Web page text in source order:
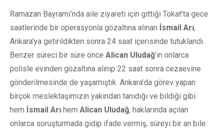
Ramazan Bayramı’nda aile ziyareti için gittiği Tokat’ta gece
saatlerinde bir operasyonla gözaltına alınan İsmail Arı,
Ankara’ya getirildikten sonra 24 saat içerisinde tutuklandı.
Benzer süreci bir süre önce Alican Uludağ’ın onlarca
polisle evinden gözaltına alınıp 22 saat sonra cezaevine
gönderilmesinde de yaşamıştık. Ankara’da görev yapan
birçok meslektaşımızın yakından tanıdığı ve bildiği gibi
hem İsmail Arı hem Alican Uludağ, haklarında açılan
onlarca soruşturmada gidip ifade vermiş, süreyi bir an bile